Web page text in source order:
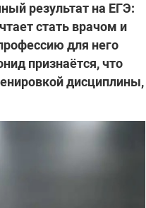
результат на ЕГЭ:
стать врачом и
для него
признаётся, что
дисциплины,